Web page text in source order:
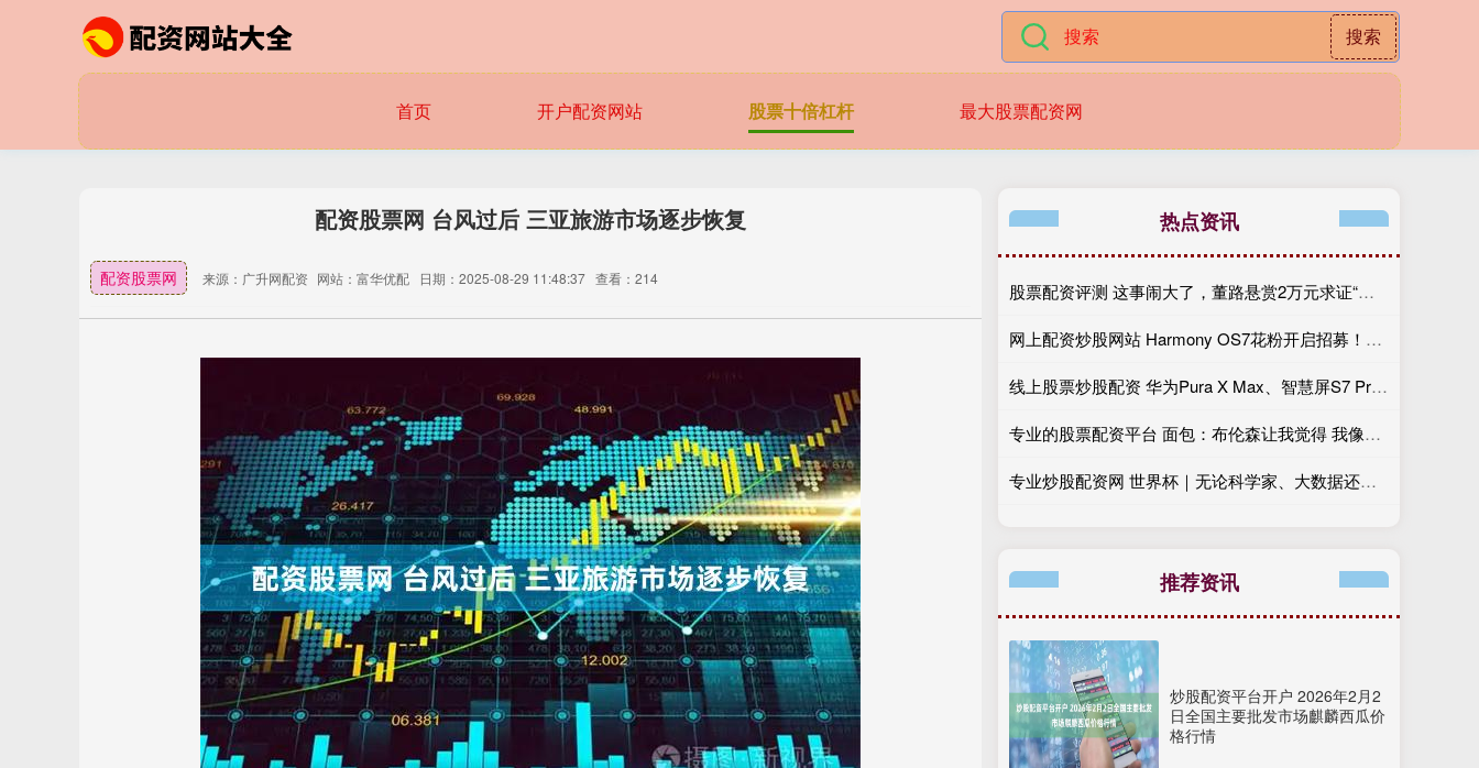
搜索
首页 开户配资网站 股票十倍杠杆 最大股票配资网
配资股票网 台风过后 三亚旅游市场逐步恢复
配资股票网 来源：广升网配资 网站：富华优配 日期：2025-08-29 11:48:37 查看：214
热点资讯
股票配资评测 这事闹大了，董路悬赏2万元求证“小黑哥”基利安年龄真伪
网上配资炒股网站 Harmony OS7花粉开启招募！机型清单一览，看看你的手机能否尝鲜
线上股票炒股配资 华为Pura X Max、智慧屏S7 Pro获国标AI L3首证
专业的股票配资平台 面包：布伦森让我觉得 我像没人想邀请但不得不去烧烤派对的叔叔
专业炒股配资网 世界杯｜无论科学家、大数据还是玄学，各路预测集体折戟，足球从无标准答案
推荐资讯
炒股配资平台开户 2026年2月2
日全国主要批发市场麒麟西瓜价
格行情